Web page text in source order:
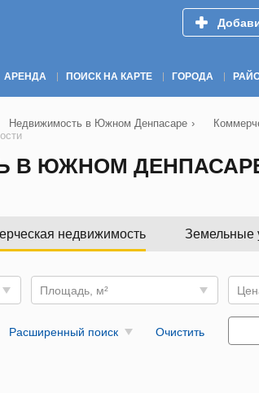
АРЕНДА ПОИСК НА КАРТЕ ГОРОДА
Недвижимость в Южном Денпасаре ›
ЮЖНОМ
недвижимость Земельные
Площадь, м²
Расширенный поиск Очистить